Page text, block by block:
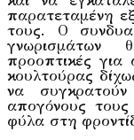
παρατεταμένη
τους. Ο
γνωρισμάτων
προοπτικές
κουλτούρας
να
απογόνους
φύλα στη